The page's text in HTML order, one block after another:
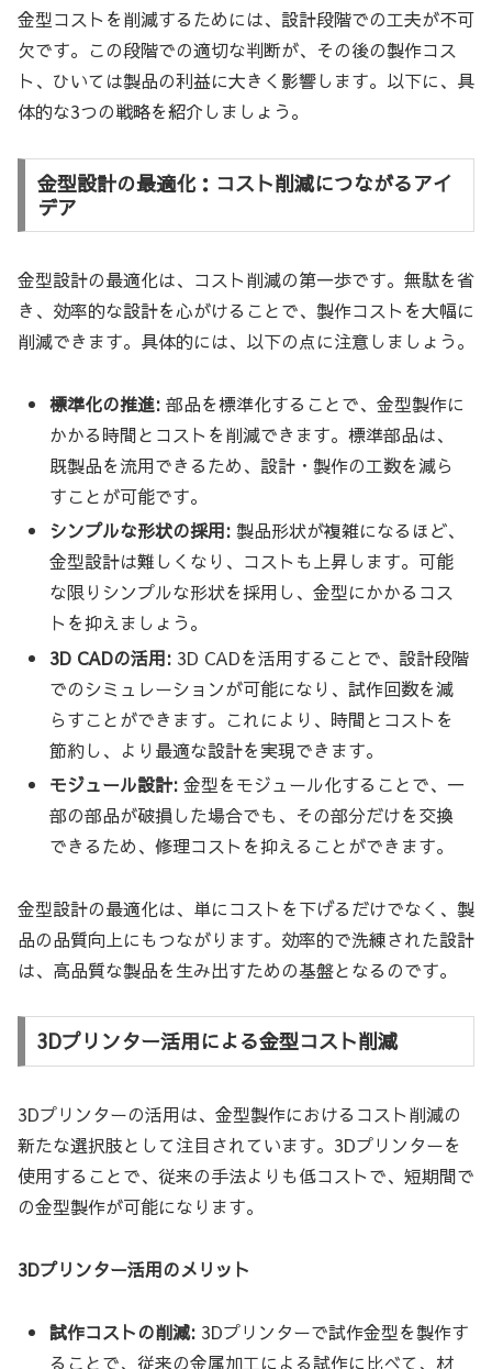
金型コストを削減するためには、設計段階での工夫が不可
欠です。この段階での適切な判断が、その後の製作コス
ト、ひいては製品の利益に大きく影響します。以下に、具
体的な3つの戦略を紹介しましょう。
金型設計の最適化：コスト削減につながるアイ
デア
金型設計の最適化は、コスト削減の第一歩です。無駄を省
き、効率的な設計を心がけることで、製作コストを大幅に
削減できます。具体的には、以下の点に注意しましょう。
標準化の推進: 部品を標準化することで、金型製作に
かかる時間とコストを削減できます。標準部品は、
既製品を流用できるため、設計・製作の工数を減ら
すことが可能です。
シンプルな形状の採用: 製品形状が複雑になるほど、
金型設計は難しくなり、コストも上昇します。可能
な限りシンプルな形状を採用し、金型にかかるコス
トを抑えましょう。
3D CADの活用: 3D CADを活用することで、設計段階
でのシミュレーションが可能になり、試作回数を減
らすことができます。これにより、時間とコストを
節約し、より最適な設計を実現できます。
モジュール設計: 金型をモジュール化することで、一
部の部品が破損した場合でも、その部分だけを交換
できるため、修理コストを抑えることができます。
金型設計の最適化は、単にコストを下げるだけでなく、製
品の品質向上にもつながります。効率的で洗練された設計
は、高品質な製品を生み出すための基盤となるのです。
3Dプリンター活用による金型コスト削減
3Dプリンターの活用は、金型製作におけるコスト削減の
新たな選択肢として注目されています。3Dプリンターを
使用することで、従来の手法よりも低コストで、短期間で
の金型製作が可能になります。
3Dプリンター活用のメリット
試作コストの削減: 3Dプリンターで試作金型を製作す
ることで、従来の金属加工による試作に比べて、材